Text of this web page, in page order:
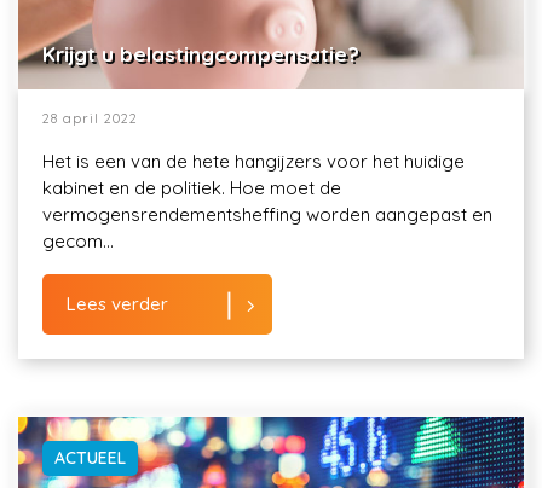
Krijgt u belastingcompensatie?
28 april 2022
Het is een van de hete hangijzers voor het huidige
kabinet en de politiek. Hoe moet de
vermogensrendementsheffing worden aangepast en
gecom...
Lees verder
ACTUEEL